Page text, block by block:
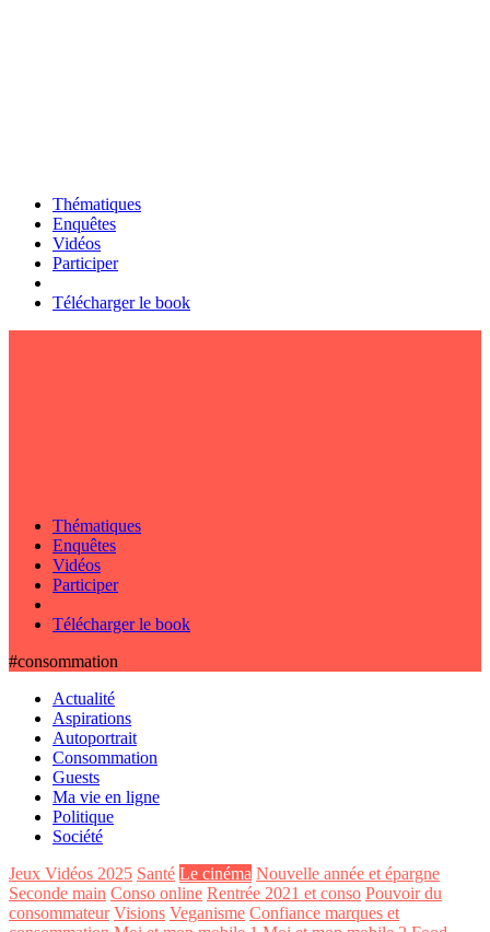
Thématiques
Enquêtes
Vidéos
Participer
Télécharger le book
Thématiques
Enquêtes
Vidéos
Participer
Télécharger le book
#consommation
Actualité
Aspirations
Autoportrait
Consommation
Guests
Ma vie en ligne
Politique
Société
Jeux Vidéos 2025 Santé Le cinéma Nouvelle année et épargne
Seconde main Conso online Rentrée 2021 et conso Pouvoir du
consommateur Visions Veganisme Confiance marques et